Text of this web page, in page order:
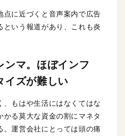
点に近づくと音声案内で広告
という報道があり、これも炎
ンマ。ほぼインフ
イズが難しい
、もはや生活にはなくてはな
かる莫大な資金の割にマネタ
。運営会社にとっては頭の痛